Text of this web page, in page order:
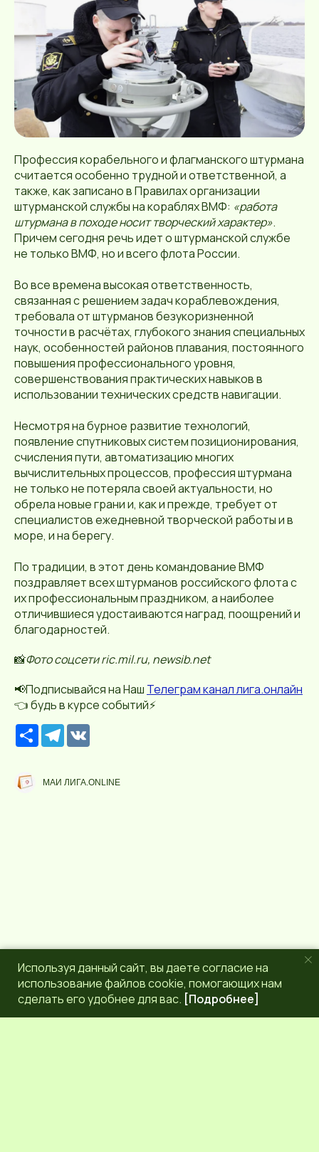
Профессия корабельного и флагманского штурмана
считается особенно трудной и ответственной, а
также, как записано в Правилах организации
штурманской службы на кораблях ВМФ: «работа
штурмана в походе носит творческий характер».
Причем сегодня речь идет о штурманской службе
не только ВМФ, но и всего флота России.
Во все времена высокая ответственность,
связанная с решением задач кораблевождения,
требовала от штурманов безукоризненной
точности в расчётах, глубокого знания специальных
наук, особенностей районов плавания, постоянного
повышения профессионального уровня,
совершенствования практических навыков в
использовании технических средств навигации.
Несмотря на бурное развитие технологий,
появление спутниковых систем позиционирования,
счисления пути, автоматизацию многих
вычислительных процессов, профессия штурмана
не только не потеряла своей актуальности, но
обрела новые грани и, как и прежде, требует от
специалистов ежедневной творческой работы и в
море, и на берегу.
По традиции, в этот день командование ВМФ
поздравляет всех штурманов российского флота с
их профессиональным праздником, а наиболее
отличившиеся удостаиваются наград, поощрений и
благодарностей.
📸Фото соцсети ric.mil.ru, newsib.net
📢Подписывайся на Наш Телеграм канал лига.онлайн
👈 будь в курсе событий⚡️
Р
е
р
с
T
e
g
r
МАИ ЛИГА.ONLINE
Используя данный сайт, вы даете согласие на
использование файлов cookie, помогающих нам
сделать его удобнее для вас. [Подробнее]